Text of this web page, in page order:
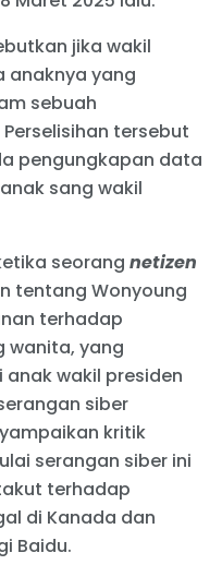
jika wakil
anaknya yang
sebuah
tersebut
pengungkapan data
sang wakil
seorang netizen
tentang Wonyoung
terhadap
wanita, yang
wakil presiden
siber
kritik
serangan siber ini
terhadap
di Kanada dan
Baidu.